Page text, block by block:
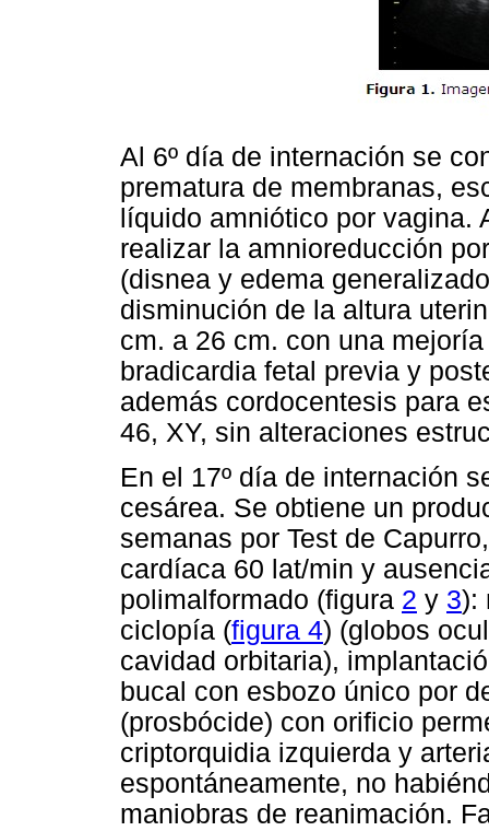
Al 6º día de internación se
prematura de membranas,
líquido amniótico por vagina.
realizar la amnioreducción
(disnea y edema
disminución de la altura
cm. a 26 cm. con una
bradicardia fetal previa y
además cordocentesis para
46, XY, sin alteraciones
En el 17º día de internación
cesárea. Se obtiene un
semanas por Test de
cardíaca 60 lat/min y
polimalformado (figura 2 y 3):
ciclopía (figura 4) (globos
cavidad orbitaria),
bucal con esbozo único por
(prosbócide) con orificio
criptorquidia izquierda y
espontáneamente, no
maniobras de reanimación.